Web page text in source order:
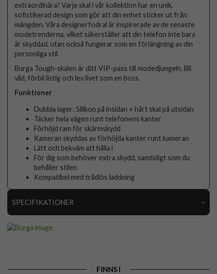
extraordinära? Varje skal i vår kollektion har en unik,
sofistikerad design som gör att din enhet sticker ut från
mängden. Våra designerfodral är inspirerade av de senaste
modetrenderna, vilket säkerställer att din telefon inte bara
är skyddad, utan också fungerar som en förlängning av din
personliga stil.
Burga Tough-skalen är ditt VIP-pass till modedjungeln. Bli
vild, förbli listig och lev livet som en boss.
Funktioner
Dubbla lager: Silikon på insidan + hårt skal på utsidan
Täcker hela vägen runt telefonens kanter
Förhöjd ram för skärmskydd
Kameran skyddas av förhöjda kanter runt kameran
Lätt och bekväm att hålla i
För dig som behöver extra skydd, samtidigt som du
behåller stilen
Kompatibel med trådlös laddning
SPECIFIKATIONER
FINNS I